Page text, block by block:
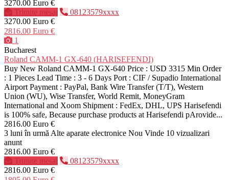
3270.00 Euro €
Trimite mesaj
08123579xxxx
3270.00 Euro €
2816.00 Euro €
1
Bucharest
Roland CAMM-1 GX-640 (HARISEFENDI)
Buy New Roland CAMM-1 GX-640 Price : USD 3315 Min Order
: 1 Pieces Lead Time : 3 - 6 Days Port : CIF / Supadio International
Airport Payment : PayPal, Bank Wire Transfer (T/T), Western
Union (WU), Wise Transfer, World Remit, MoneyGram
International and Xoom Shipment : FedEx, DHL, UPS Harisefendi
is 100% safe, Because purchase products at Harisefendi pArovide...
2816.00 Euro €
3 luni în urmă Alte aparate electronice Nou Vinde 10 vizualizari
anunt
2816.00 Euro €
Trimite mesaj
08123579xxxx
2816.00 Euro €